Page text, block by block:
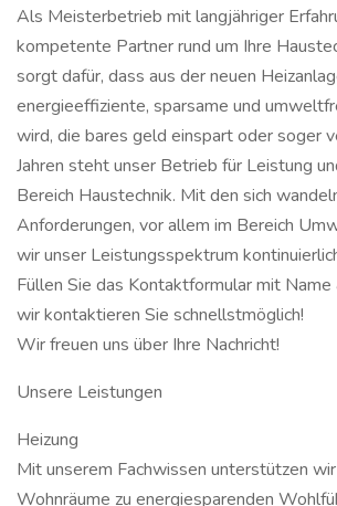
Als Meisterbetrieb mit langjähriger
kompetente Partner rund um Ihre
sorgt dafür, dass aus der neuen
energieeffiziente, sparsame und
wird, die bares geld einspart oder soger
Jahren steht unser Betrieb für Leistung
Bereich Haustechnik. Mit den sich
Anforderungen, vor allem im Bereich
wir unser Leistungsspektrum
Füllen Sie das Kontaktformular mit Name
wir kontaktieren Sie schnellstmöglich!
Wir freuen uns über Ihre Nachricht!
Unsere Leistungen
Heizung
Mit unserem Fachwissen unterstützen
Wohnräume zu energiesparenden